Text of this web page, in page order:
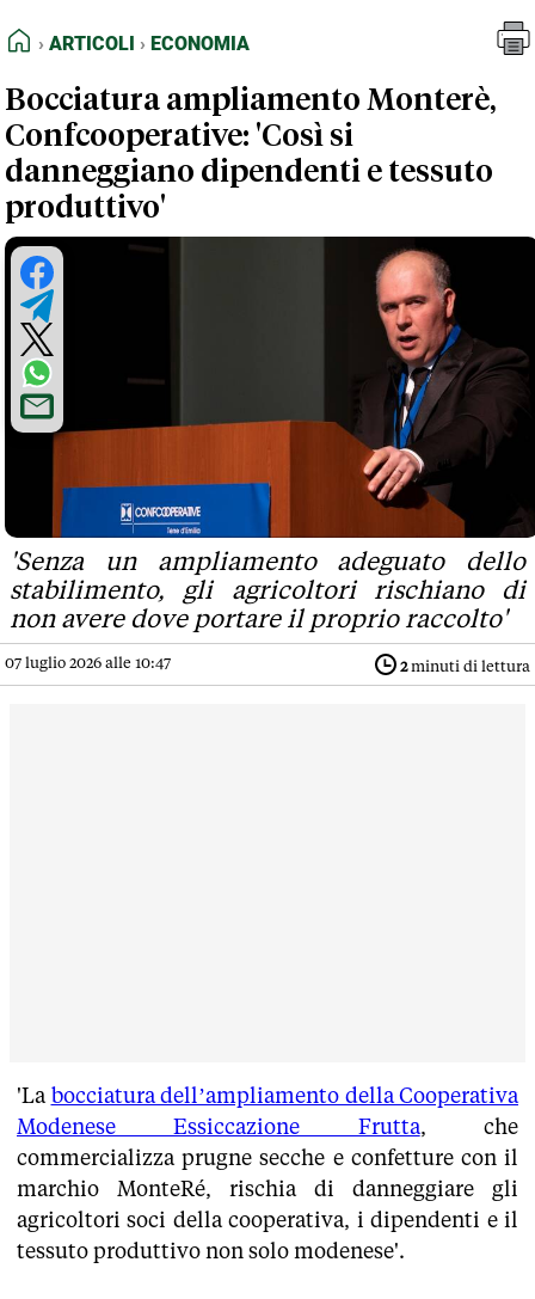
FEED RSS
NORMATIVE DEONTOLOGICHE
TERMINI e CONDIZIONI
HOME
ARTICOLI ECONOMIA
Bocciatura ampliamento Monterè,
Confcooperative: 'Così si
danneggiano dipendenti e tessuto
produttivo'
'Senza un ampliamento adeguato dello
stabilimento, gli agricoltori rischiano di
non avere dove portare il proprio raccolto'
07 luglio 2026 alle 10:47 2minuti di lettura
'La bocciatura dell’ampliamento della Cooperativa
Modenese Essiccazione Frutta, che
commercializza prugne secche e confetture con il
marchio MonteRé, rischia di danneggiare gli
agricoltori soci della cooperativa, i dipendenti e il
tessuto produttivo non solo modenese'.